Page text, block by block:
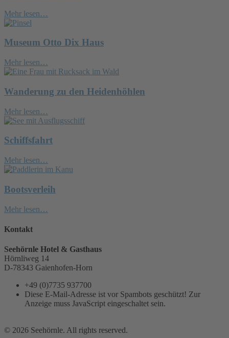
Mehr lesen…
Museum Otto Dix Haus
Mehr lesen…
Wanderung zu den Heidenhöhlen
Mehr lesen…
Schiffsfahrt
Mehr lesen…
Bootsverleih
Mehr lesen…
Kontakt
Seehörnle Hotel & Gasthaus
Hörnliweg 14
D-78343 Gaienhofen-Horn
+49 (0)7735 937700
Diese E-Mail-Adresse ist vor Spambots geschützt! Zur
Anzeige muss JavaScript eingeschaltet sein.
© 2026 Seehörnle. All rights reserved.